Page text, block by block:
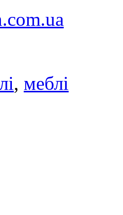
, меблі